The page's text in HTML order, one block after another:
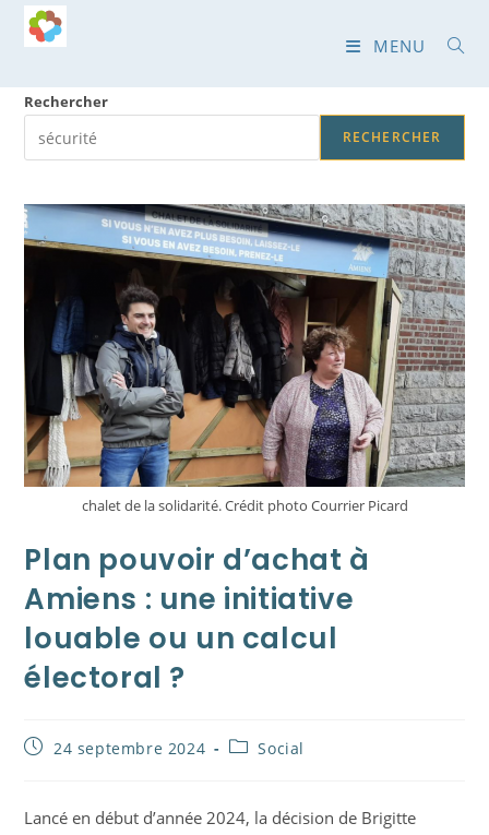
Skip
MENU
Rechercher
RECHERCHER
chalet de la solidarité. Crédit photo Courrier Picard
Plan pouvoir d’achat à
Amiens : une initiative
louable ou un calcul
électoral ?
Publication
24 septembre 2024
PostSocial
Lancé en début d’année 2024, la décision de Brigitte